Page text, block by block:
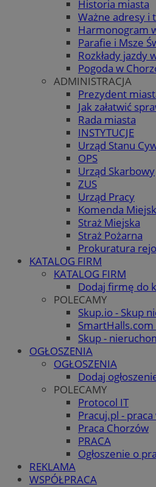
Historia miasta
Ważne adresy i
Harmonogram
Parafie i Msze
Rozkłady jazdy
Pogoda w
ADMINISTRACJA
Prezydent
Jak załatwić
Rada miasta
INSTYTUCJE
Urząd Stanu
OPS
Urząd Skarbowy
ZUS
Urząd Pracy
Komenda
Straż Miejska
Straż Pożarna
Prokuratura
KATALOG FIRM
KATALOG FIRM
Dodaj firmę do
POLECAMY
Skup.io - Skup
SmartHalls.com
Skup -
OGŁOSZENIA
OGŁOSZENIA
Dodaj
POLECAMY
Protocol IT
Pracuj.pl -
Praca Chorzów
PRACA
Ogłoszenie o
REKLAMA
WSPÓŁPRACA